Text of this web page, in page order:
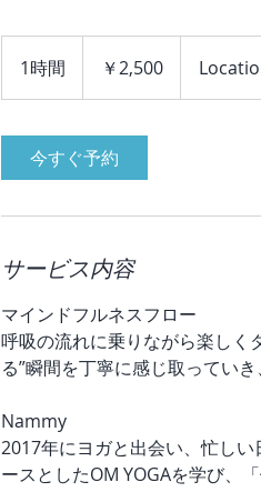
1時間
時
￥2,500
今すぐ予約
サービス内容
マインドフルネスフロー
呼吸の流れに乗りながら楽しく
る”瞬間を丁寧に感じ取ってい
Nammy
2017年にヨガと出会い、忙し
ースとしたOM YOGAを学び、